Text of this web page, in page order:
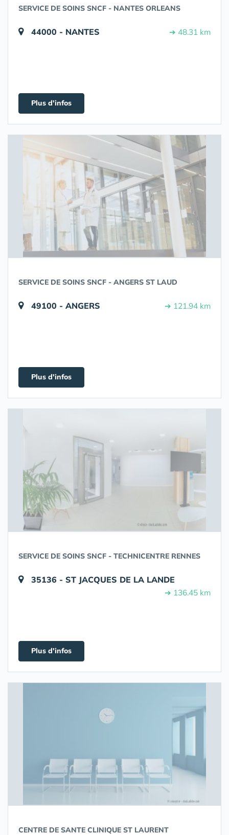
SERVICE DE SOINS SNCF - NANTES ORLEANS
44000 - NANTES ➔ 48.31 km
Plus d'infos
SERVICE DE SOINS SNCF - ANGERS ST LAUD
49100 - ANGERS ➔ 121.94 km
Plus d'infos
SERVICE DE SOINS SNCF - TECHNICENTRE RENNES
35136 - ST JACQUES DE LA LANDE
➔ 136.45 km
Plus d'infos
CENTRE DE SANTE CLINIQUE ST LAURENT